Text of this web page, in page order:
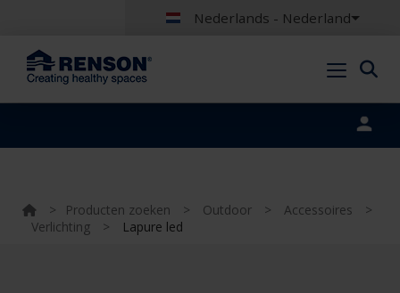
Nederlands - Nederland
> Producten zoeken > Outdoor > Accessoires
>
Verlichting
> Lapure led